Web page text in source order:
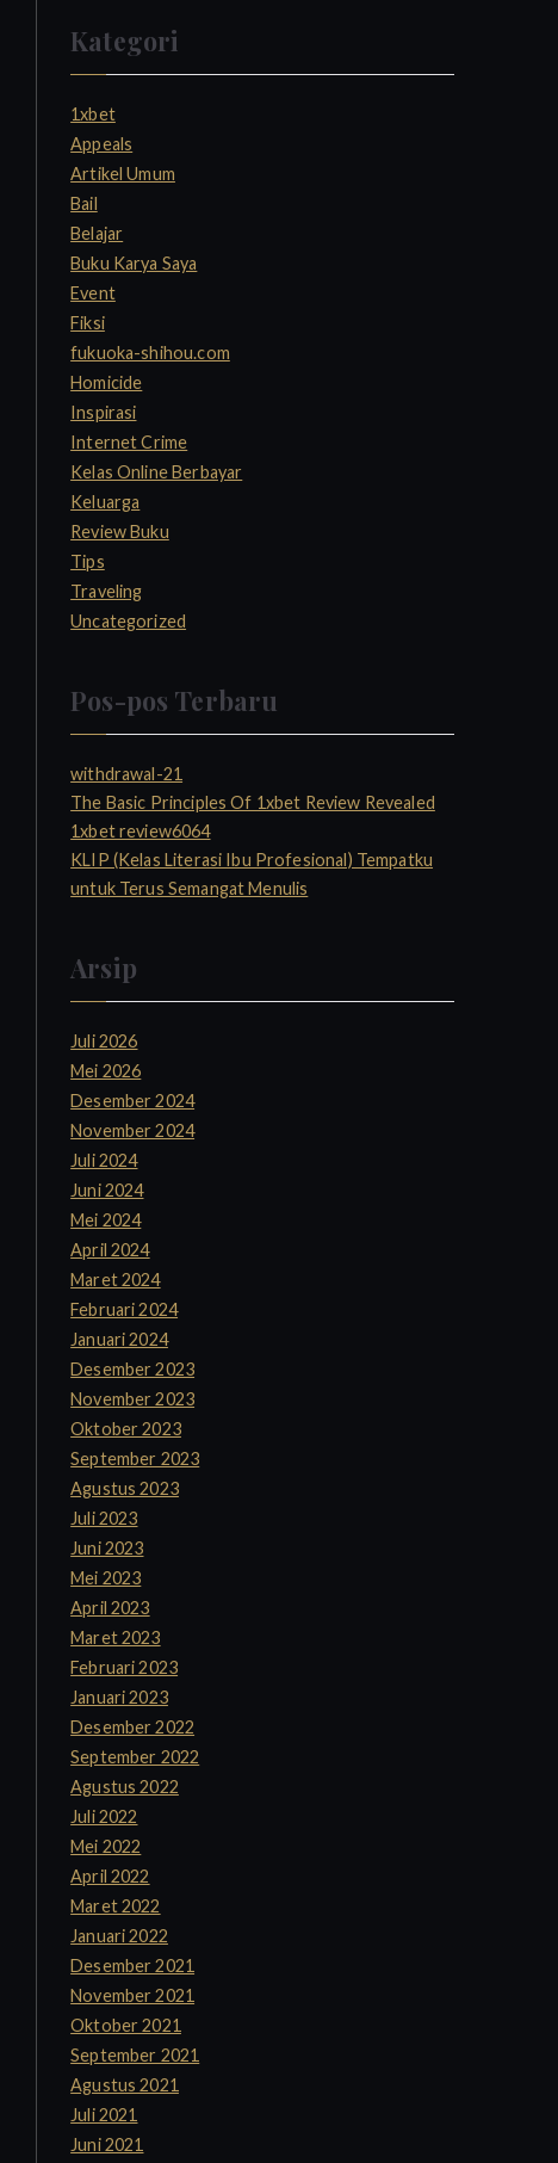
c
Kategori
1xbet
Appeals
Artikel Umum
Bail
Belajar
Buku Karya Saya
Event
Fiksi
fukuoka-shihou.com
Homicide
Inspirasi
Internet Crime
Kelas Online Berbayar
Keluarga
Review Buku
Tips
Traveling
Uncategorized
Pos-pos Terbaru
withdrawal-21
The Basic Principles Of 1xbet Review Revealed
1xbet review6064
KLIP (Kelas Literasi Ibu Profesional) Tempatku
untuk Terus Semangat Menulis
Arsip
Juli 2026
Mei 2026
Desember 2024
November 2024
Juli 2024
Juni 2024
Mei 2024
April 2024
Maret 2024
Februari 2024
Januari 2024
Desember 2023
November 2023
Oktober 2023
September 2023
Agustus 2023
Juli 2023
Juni 2023
Mei 2023
April 2023
Maret 2023
Februari 2023
Januari 2023
Desember 2022
September 2022
Agustus 2022
Juli 2022
Mei 2022
April 2022
Maret 2022
Januari 2022
Desember 2021
November 2021
Oktober 2021
September 2021
Agustus 2021
Juli 2021
Juni 2021